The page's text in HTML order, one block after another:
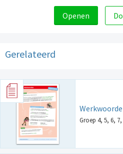
Openen
Gerelateerd
Groep 4, 5, 6, 7,